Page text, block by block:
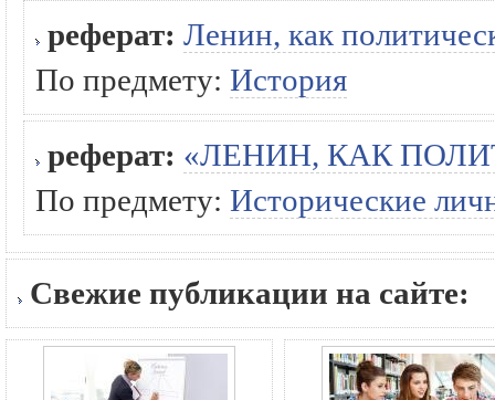
реферат: Ленин, как
По предмету: История
реферат: «ЛЕНИН, КАК
По предмету: Исторические
Свежие публикации на сайте: